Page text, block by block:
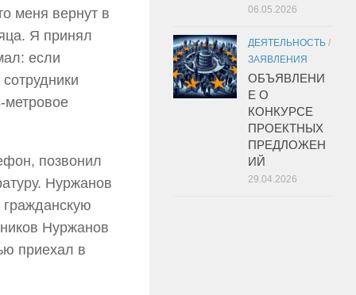
меня вернут в
Я принял
если
метровое
позвонил
Нуржанов
Нуржанов
приехал в
06.05.2026
ДЕЯТЕЛЬНОСТЬ /
ЗАЯВЛЕНИЯ
ОБЪЯВЛЕНИ
Е О
КОНКУРСЕ
ПРОЕКТНЫХ
ПРЕДЛОЖЕН
ИЙ
29.04.2026